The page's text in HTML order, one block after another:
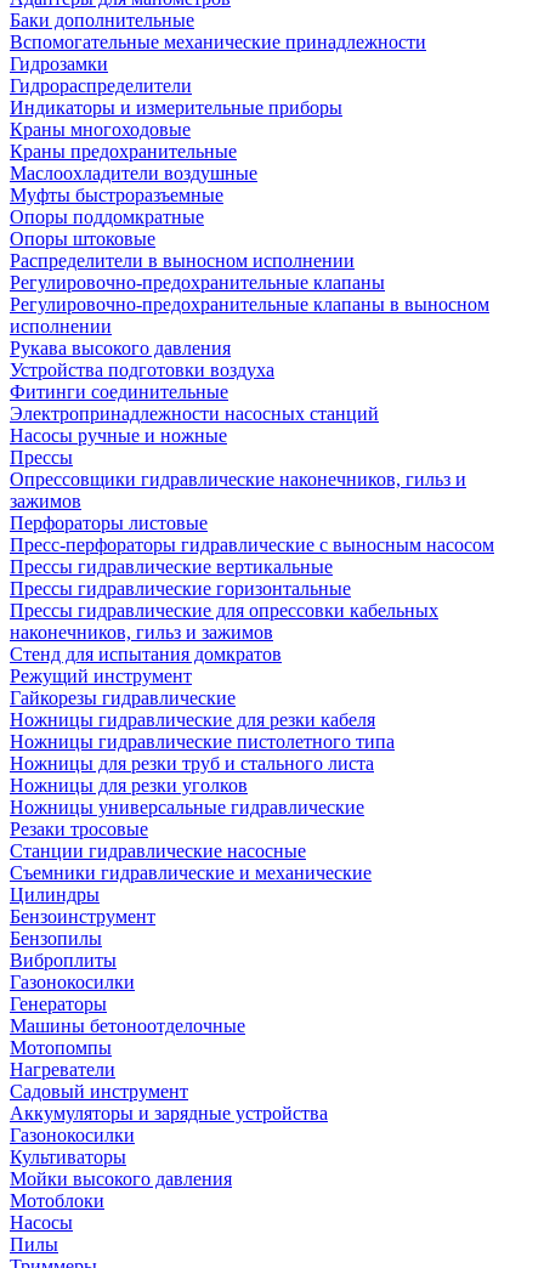
Баки дополнительные
Вспомогательные механические принадлежности
Гидрозамки
Гидрораспределители
Индикаторы и измерительные приборы
Краны многоходовые
Краны предохранительные
Маслоохладители воздушные
Муфты быстроразъемные
Опоры поддомкратные
Опоры штоковые
Распределители в выносном исполнении
Регулировочно-предохранительные клапаны
Регулировочно-предохранительные клапаны в выносном
исполнении
Рукава высокого давления
Устройства подготовки воздуха
Фитинги соединительные
Электропринадлежности насосных станций
Насосы ручные и ножные
Прессы
Опрессовщики гидравлические наконечников, гильз и
зажимов
Перфораторы листовые
Пресс-перфораторы гидравлические с выносным насосом
Прессы гидравлические вертикальные
Прессы гидравлические горизонтальные
Прессы гидравлические для опрессовки кабельных
наконечников, гильз и зажимов
Стенд для испытания домкратов
Режущий инструмент
Гайкорезы гидравлические
Ножницы гидравлические для резки кабеля
Ножницы гидравлические пистолетного типа
Ножницы для резки труб и стального листа
Ножницы для резки уголков
Ножницы универсальные гидравлические
Резаки тросовые
Станции гидравлические насосные
Съемники гидравлические и механические
Цилиндры
Бензоинструмент
Бензопилы
Виброплиты
Газонокосилки
Генераторы
Машины бетоноотделочные
Мотопомпы
Нагреватели
Садовый инструмент
Аккумуляторы и зарядные устройства
Газонокосилки
Культиваторы
Мойки высокого давления
Мотоблоки
Насосы
Пилы